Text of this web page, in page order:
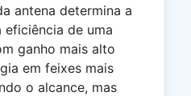
antena determina a
de uma
ganho mais alto
em feixes mais
o alcance, mas